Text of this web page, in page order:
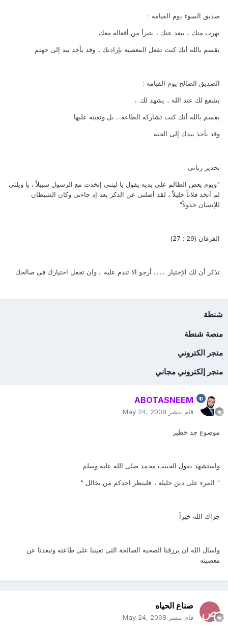
صديق السوء يوم القيامه :
يهرب منك .. يبعد عنك .. يتبرأ من أفعاله معك
يقسم بالله أنك كنت تفعل المعصيه بإرادتك .. وقد يأخذ بيد إلى جهنم
الصديق الصالح يوم القيامه :
يشفع لك عند الله .. يشهد لك ..
يقسم بالله أنك كنت تشاركه الطاعه .. بل وتعينه عليها
وقد يأخذ بيدك إلى الجنه
تحذير ربانى :
"ويوم يعض الظالم على يديه يقول يا ليتنى إتخذت مع الرسول سبيلاً ، يا ويلتى
لم أتخذ فلاناً خليلاً ، لقد أضلنى عن الذكر بعد إذ جاءنى وكان الشيطان
للإنسان خذولاً"
الفرقان (29 : 27)
تذكر أن لك الإختيار ........ أرجو الا تندم عليه .. وان تجعل اختيارك فى صالحك
شنطة
منصة شنطة
متجر الكتروني
متجر إلكتروني مجاني
ABOTASNEEM
قام بنشر May 24, 2008
موضوع جد خطير
واستشهد بقول الحبيب محمد صلى الله عليه وسلم
" المرء على دين خليله .. فلينظر احدكم من يخالل "
جزاك الله خيراً
واسال الله ان يرزقنا الصحبة الصالحة التى تعيننا على طاعته وتبعدنا عن
معصيته
صناع الحياه
قام بنشر May 24, 2008